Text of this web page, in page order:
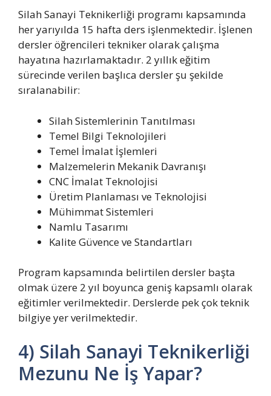
Silah Sanayi Teknikerliği programı kapsamında
her yarıyılda 15 hafta ders işlenmektedir. İşlenen
dersler öğrencileri tekniker olarak çalışma
hayatına hazırlamaktadır. 2 yıllık eğitim
sürecinde verilen başlıca dersler şu şekilde
sıralanabilir:
Silah Sistemlerinin Tanıtılması
Temel Bilgi Teknolojileri
Temel İmalat İşlemleri
Malzemelerin Mekanik Davranışı
CNC İmalat Teknolojisi
Üretim Planlaması ve Teknolojisi
Mühimmat Sistemleri
Namlu Tasarımı
Kalite Güvence ve Standartları
Program kapsamında belirtilen dersler başta
olmak üzere 2 yıl boyunca geniş kapsamlı olarak
eğitimler verilmektedir. Derslerde pek çok teknik
bilgiye yer verilmektedir.
4) Silah Sanayi Teknikerliği
Mezunu Ne İş Yapar?